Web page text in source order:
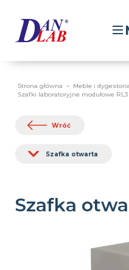
Strona główna Meble i dygestoria
Szafki laboratoryjne modułowe RL3
Wróć
Szafka otwarta
Szafka